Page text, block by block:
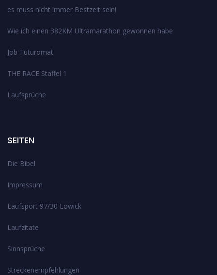
es muss nicht immer Bestzeit sein!
Wie ich einen 382KM Ultramarathon gewonnen habe
Job-Futuromat
THE RACE Staffel 1
Laufsprüche
SEITEN
Die Bibel
Impressum
Laufsport 97/30 Lowick
Laufzitate
Sinnsprüche
Streckenempfehlungen